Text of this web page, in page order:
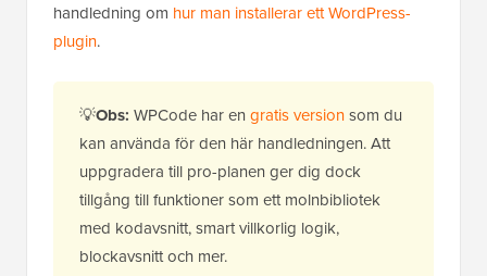
handledning om hur man installerar ett WordPress-
plugin.
💡Obs: WPCode har en gratis versionsom du
kan använda för den här handledningen. Att
uppgradera till pro-planen ger dig dock
tillgång till funktioner som ett molnbibliotek
med kodavsnitt, smart villkorlig logik,
blockavsnitt och mer.